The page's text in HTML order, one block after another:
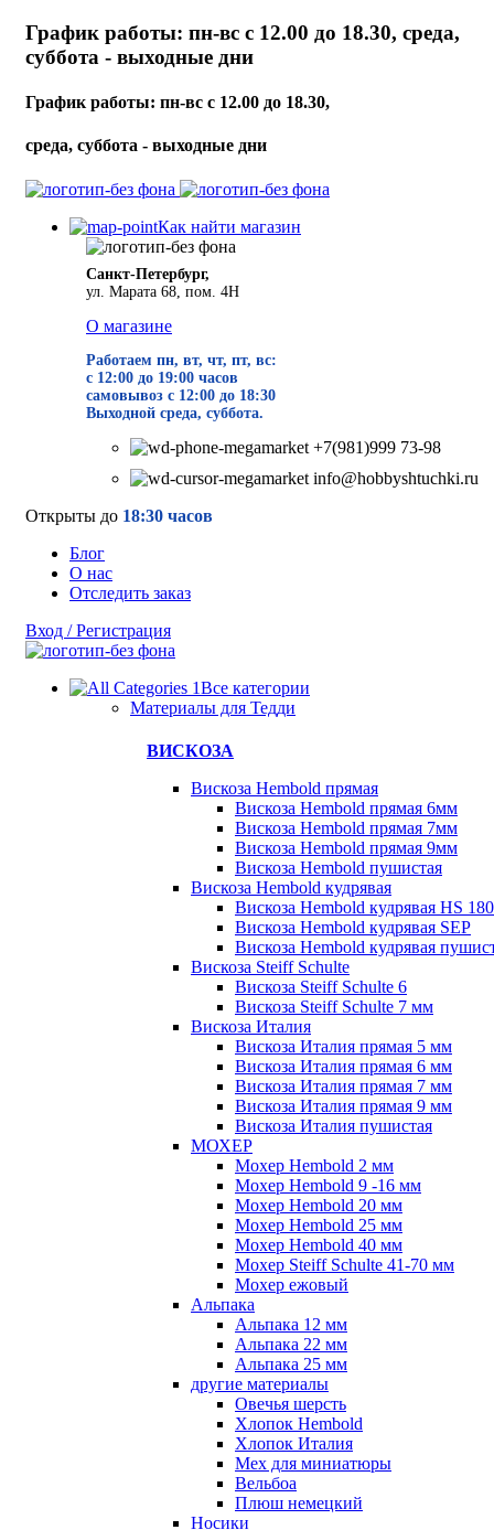
График работы: пн-вс с 12.00 до 18.30, среда,
суббота - выходные дни
График работы: пн-вс с 12.00 до 18.30,
среда, суббота - выходные дни
Как найти магазин
Санкт-Петербург,
ул. Марата 68, пом. 4Н
О магазине
Работаем пн, вт, чт, пт, вс:
с 12:00 до 19:00 часов
самовывоз с 12:00 до 18:30
Выходной среда, суббота.
+7(981)999 73-98
info@hobbyshtuchki.ru
Открыты до 18:30 часов
Блог
О нас
Отследить заказ
Вход / Регистрация
Все категории
Материалы для Тедди
ВИСКОЗА
Вискоза Hembold прямая
Вискоза Hembold прямая 6мм
Вискоза Hembold прямая 7мм
Вискоза Hembold прямая 9мм
Вискоза Hembold пушистая
Вискоза Hembold кудрявая
Вискоза Hembold кудрявая HS 180
Вискоза Hembold кудрявая SEP
Вискоза Hembold кудрявая
Вискоза Steiff Schulte
Вискоза Steiff Schulte 6
Вискоза Steiff Schulte 7 мм
Вискоза Италия
Вискоза Италия прямая 5 мм
Вискоза Италия прямая 6 мм
Вискоза Италия прямая 7 мм
Вискоза Италия прямая 9 мм
Вискоза Италия пушистая
МОХЕР
Мохер Hembold 2 мм
Мохер Hembold 9 -16 мм
Мохер Hembold 20 мм
Мохер Hembold 25 мм
Мохер Hembold 40 мм
Мохер Steiff Schulte 41-70 мм
Мохер ежовый
Альпака
Альпака 12 мм
Альпака 22 мм
Альпака 25 мм
другие материалы
Овечья шерсть
Хлопок Hembold
Хлопок Италия
Мех для миниатюры
Вельбоа
Плюш немецкий
Носики